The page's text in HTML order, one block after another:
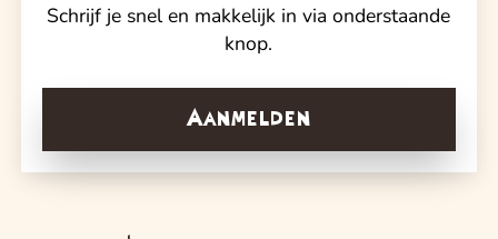
Schrijf je snel en makkelijk in via onderstaande
knop.
Aanmelden